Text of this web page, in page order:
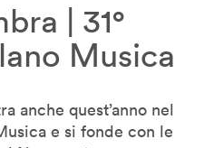
| 31°
Musica
anche quest’anno nel
e si fonde con le